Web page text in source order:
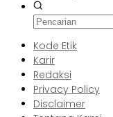
Kode Etik
Karir
Redaksi
Privacy Policy
Disclaimer